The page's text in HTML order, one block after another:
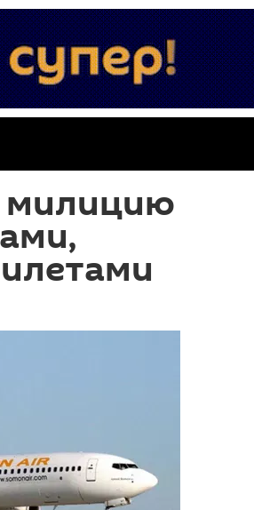
милицию